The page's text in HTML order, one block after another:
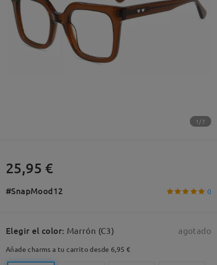
1/7
25,95 €
#SnapMood12 0
Elegir el color: Marrón (C3) agotado
Añade charms a tu carrito desde 6,95 €